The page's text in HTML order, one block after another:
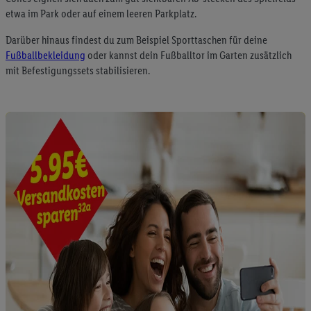
etwa im Park oder auf einem leeren Parkplatz.
Darüber hinaus findest du zum Beispiel Sporttaschen für deine
Fußballbekleidung oder kannst dein Fußballtor im Garten zusätzlich
mit Befestigungssets stabilisieren.
zugeordneten Endgeräte zu ermöglichen. Sofern Sie
Zwecke auch Daten aus Ihrem Filial-Kaufverhalten verarbeitet.
Zudem werden einem der o.g. Partner Daten über Ihr
Kaufverhalten in den Lidl-Diensten zur Verfügung gestellt,
Die Erstellung personalisierter Werbung basiert auf der
Generierung von auch mit Daten von anderen Diensten
angereicherten Profilen. Dies umfasst die Zusammenführung
von Daten (z.B. über Ihre Nutzung der Lidl-Dienste, Ihr
Kaufverhalten in den Lidl-Diensten, Informationen aus Ihrem
Kundenkonto - z.B. Alter oder Geschlecht - sowie Ihre genauen
Standortdaten) auch über verschiedene Endgeräte und Lidl-
Dienste hinweg einschließlich dem Speichern von und/ oder
dem Zugriff auf Informationen auf Ihren Endgeräten zur
Erstellung von Zielgruppen (sogenannten Segmenten). Im
Zusammenhang mit dem Ausspielen dieser Werbung erfolgen
Verarbeitungen auch zur Leistungs-/ Erfolgsmessung der